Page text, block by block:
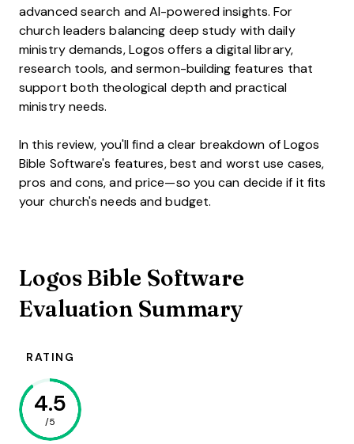
advanced search and AI-powered insights. For
church leaders balancing deep study with daily
ministry demands, Logos offers a digital library,
research tools, and sermon-building features that
support both theological depth and practical
ministry needs.
In this review, you'll find a clear breakdown of Logos
Bible Software's features, best and worst use cases,
pros and cons, and price—so you can decide if it fits
your church's needs and budget.
Logos Bible Software
Evaluation Summary
RATING
4.5
/5